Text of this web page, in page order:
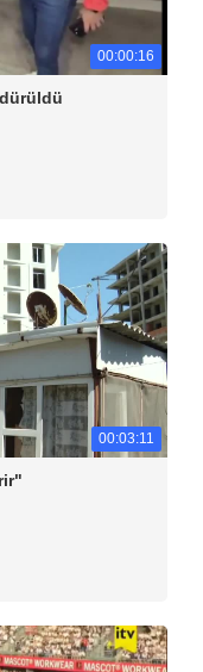
00:00:16
00:03:11